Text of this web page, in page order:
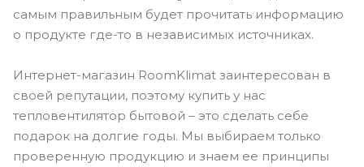
самым правильным будет прочитать информацию
о продукте где-то в независимых источниках.
Интернет-магазин RoomKlimat заинтересован в
своей репутации, поэтому купить у нас
тепловентилятор бытовой – это сделать себе
подарок на долгие годы. Мы выбираем только
проверенную продукцию и знаем ее принципы